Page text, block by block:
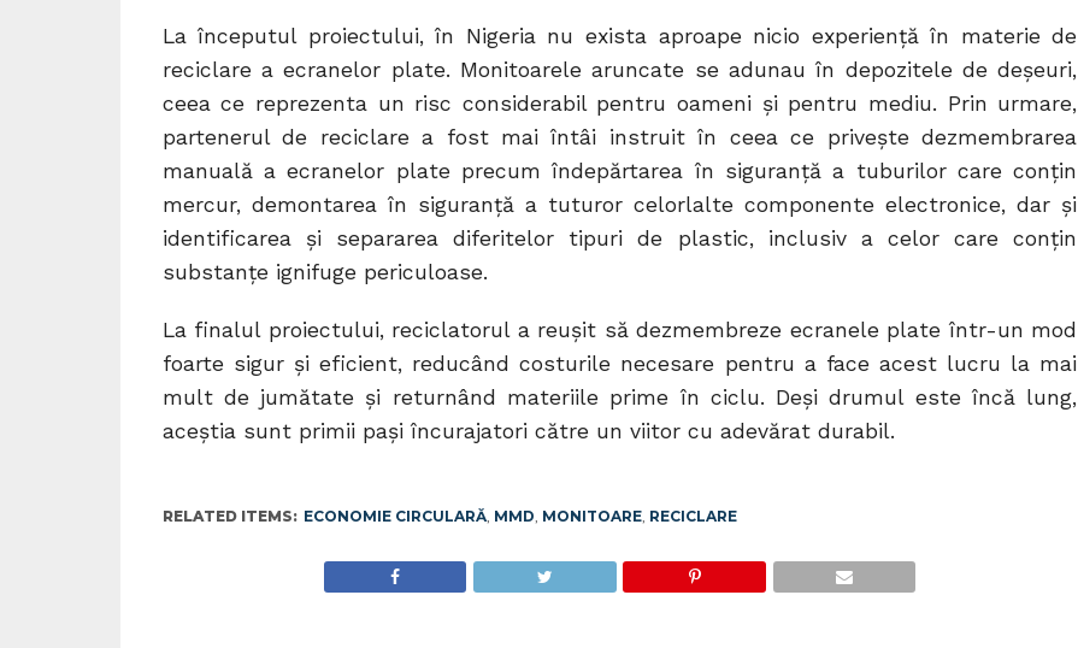
La începutul proiectului, în Nigeria nu exista aproape nicio experiență în materie de
reciclare a ecranelor plate. Monitoarele aruncate se adunau în depozitele de deșeuri,
ceea ce reprezenta un risc considerabil pentru oameni și pentru mediu. Prin urmare,
partenerul de reciclare a fost mai întâi instruit în ceea ce privește dezmembrarea
manuală a ecranelor plate precum îndepărtarea în siguranță a tuburilor care conțin
mercur, demontarea în siguranță a tuturor celorlalte componente electronice, dar și
identificarea și separarea diferitelor tipuri de plastic, inclusiv a celor care conțin
substanțe ignifuge periculoase.
La finalul proiectului, reciclatorul a reușit să dezmembreze ecranele plate într-un mod
foarte sigur și eficient, reducând costurile necesare pentru a face acest lucru la mai
mult de jumătate și returnând materiile prime în ciclu. Deși drumul este încă lung,
aceștia sunt primii pași încurajatori către un viitor cu adevărat durabil.
RELATED ITEMS: ECONOMIE CIRCULARĂ, MMD, MONITOARE, RECICLARE